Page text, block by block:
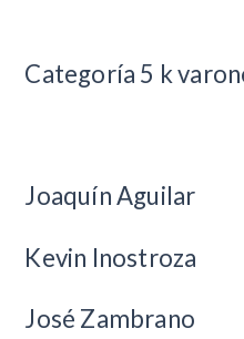
Categoría 5 k
Joaquín Aguilar
Kevin Inostroza
José Zambrano